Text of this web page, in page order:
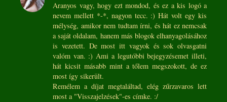
Aranyos vagy, hogy ezt mondod, és ez a kis logó a
nevem mellett *-*, nagyon tecc. :) Hát volt egy kis
mélység, amikor nem tudtam írni, és hát ez nemcsak
a saját oldalam, hanem más blogok elhanyagolásához
is vezetett. De most itt vagyok és sok olvasgatni
valóm van. :) Ami a legutóbbi bejegyzésemet illeti,
hát kicsit másabb mint a tőlem megszokott, de ez
most így sikerült.
Remélem a díjat megtaláltad, elég zűrzavaros lett
most a "Visszajelzések"-es címke. :/